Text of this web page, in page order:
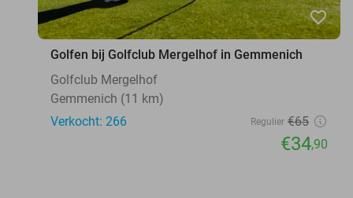
favorite_border
Golfen bij Golfclub Mergelhof in Gemmenich
Golfclub Mergelhof
Gemmenich (11 km)
Verkocht: 266
Regulier €65
€34,90